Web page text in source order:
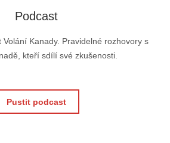
Podcast
Volání Kanady. Pravidelné rozhovory s
kteří sdílí své zkušenosti.
Pustit podcast